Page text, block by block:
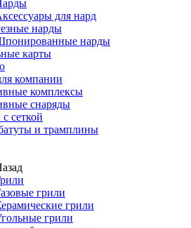
для нард
нарды
нарды
карты
компании
комплексы
снаряды
сеткой
и трамплины
грили
грили
грили